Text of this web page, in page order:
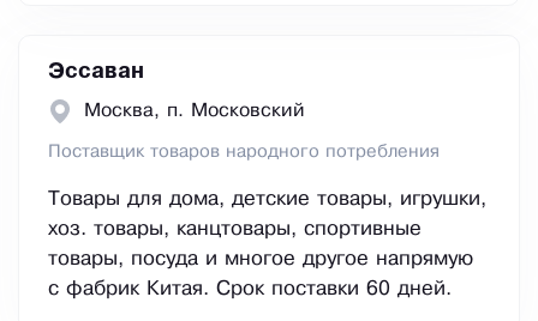
Эссаван
Москва, п. Московский
Поставщик товаров народного потребления
Товары для дома, детские товары, игрушки,
хоз. товары, канцтовары, спортивные
товары, посуда и многое другое напрямую
с фабрик Китая. Срок поставки 60 дней.